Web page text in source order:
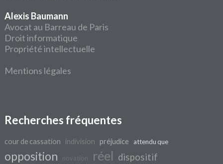
Alexis Baumann
Avocat au Barreau de Paris
Droit informatique
Propriété intellectuelle
Mentions légales
Recherches fréquentes
cour de cassation indivision préjudice attendu que
opposition novation réel dispositif